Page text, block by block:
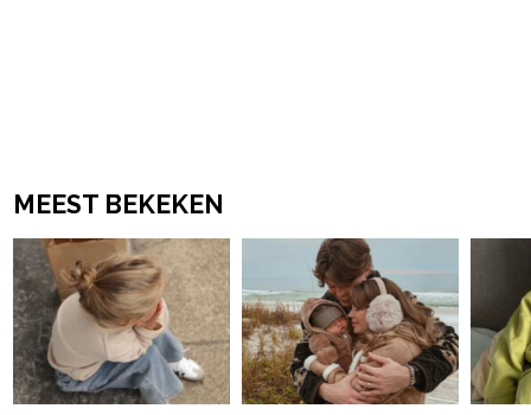
MEEST BEKEKEN